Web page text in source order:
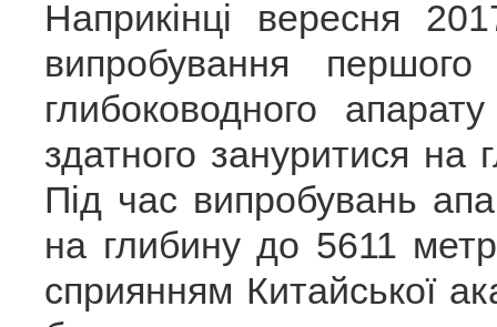
Наприкінці вересня
випробування першого
глибоководного
здатного зануритися на
Під час випробувань
на глибину до 5611
сприянням Китайської